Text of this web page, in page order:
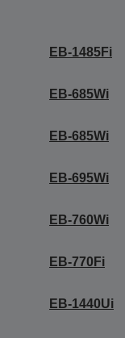
EB-1485Fi
EB-685Wi
EB-685Wi
EB-695Wi
EB-760Wi
EB-770Fi
EB-1440Ui